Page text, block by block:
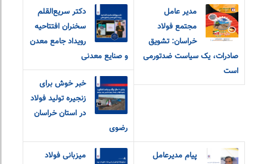
مدیر عامل
مجتمع فولاد
خراسان: تشویق
صادرات، یک سیاست ضدتورمی
است
دکتر سریع‌القلم
سخنران افتتاحیه
رویداد جامع معدن
و صنایع معدنی
خبر خوش برای
زنجیره تولید فولاد
در استان خراسان
رضوی
پیام مدیرعامل
میزبانی فولاد